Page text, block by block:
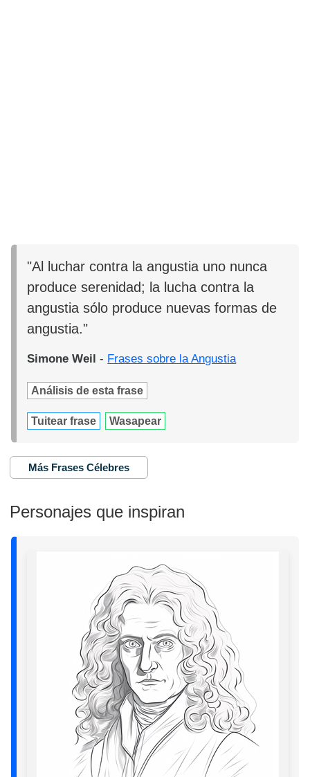
"Al luchar contra la angustia uno nunca
produce serenidad; la lucha contra la
angustia sólo produce nuevas formas de
angustia."
Simone Weil - Frases sobre la Angustia
Análisis de esta frase
Tuitear frase Wasapear
Más Frases Célebres
Personajes que inspiran